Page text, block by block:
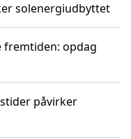
solenergiudbyttet
opdag
påvirker